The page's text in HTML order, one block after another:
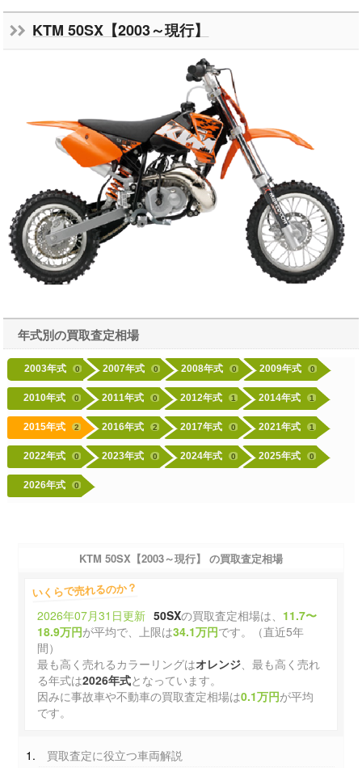
KTM 50SX【2003～現行】
年式別の買取査定相場
2003年式 0 2007年式 0 2008年式 0 2009年式 0
2010年式 0 2011年式 0 2012年式 1 2014年式 1
2015年式 2 2016年式 2 2017年式 0 2021年式 1
2022年式 0 2023年式 0 2024年式 0 2025年式 0
2026年式 0
KTM 50SX【2003～現行】 の買取査定相場
いくらで売れるのか？
2026年07月31日更新 50SXの買取査定相場は、 11.7〜
18.9万円が平均で、上限は34.1万円です。（直近5年
間）
最も高く売れるカラーリングはオレンジ 、最も高く売れ
る年式は2026年式となっています。
因みに事故車や不動車の買取査定相場は0.1万円が平均
です。
買取査定に役立つ車両解説